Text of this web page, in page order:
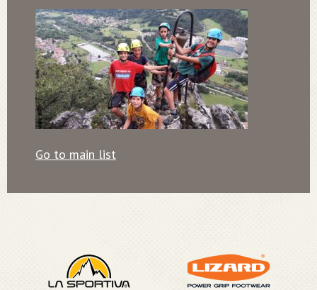
Go to main list